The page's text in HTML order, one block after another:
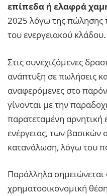
επίπεδα ή ελαφρά
2025 λόγω της πώλησης
του ενεργειακού κλάδου.
Στις συνεχιζόμενες
ανάπτυξη σε πωλήσεις
αναφερόμενες στο
γίνονται με την
παρατεταμένη αρνητική
ενέργειας, των βασικών
κατανάλωση, λόγω του
Παράλληλα σημειώνεται
χρηματοοικονομική